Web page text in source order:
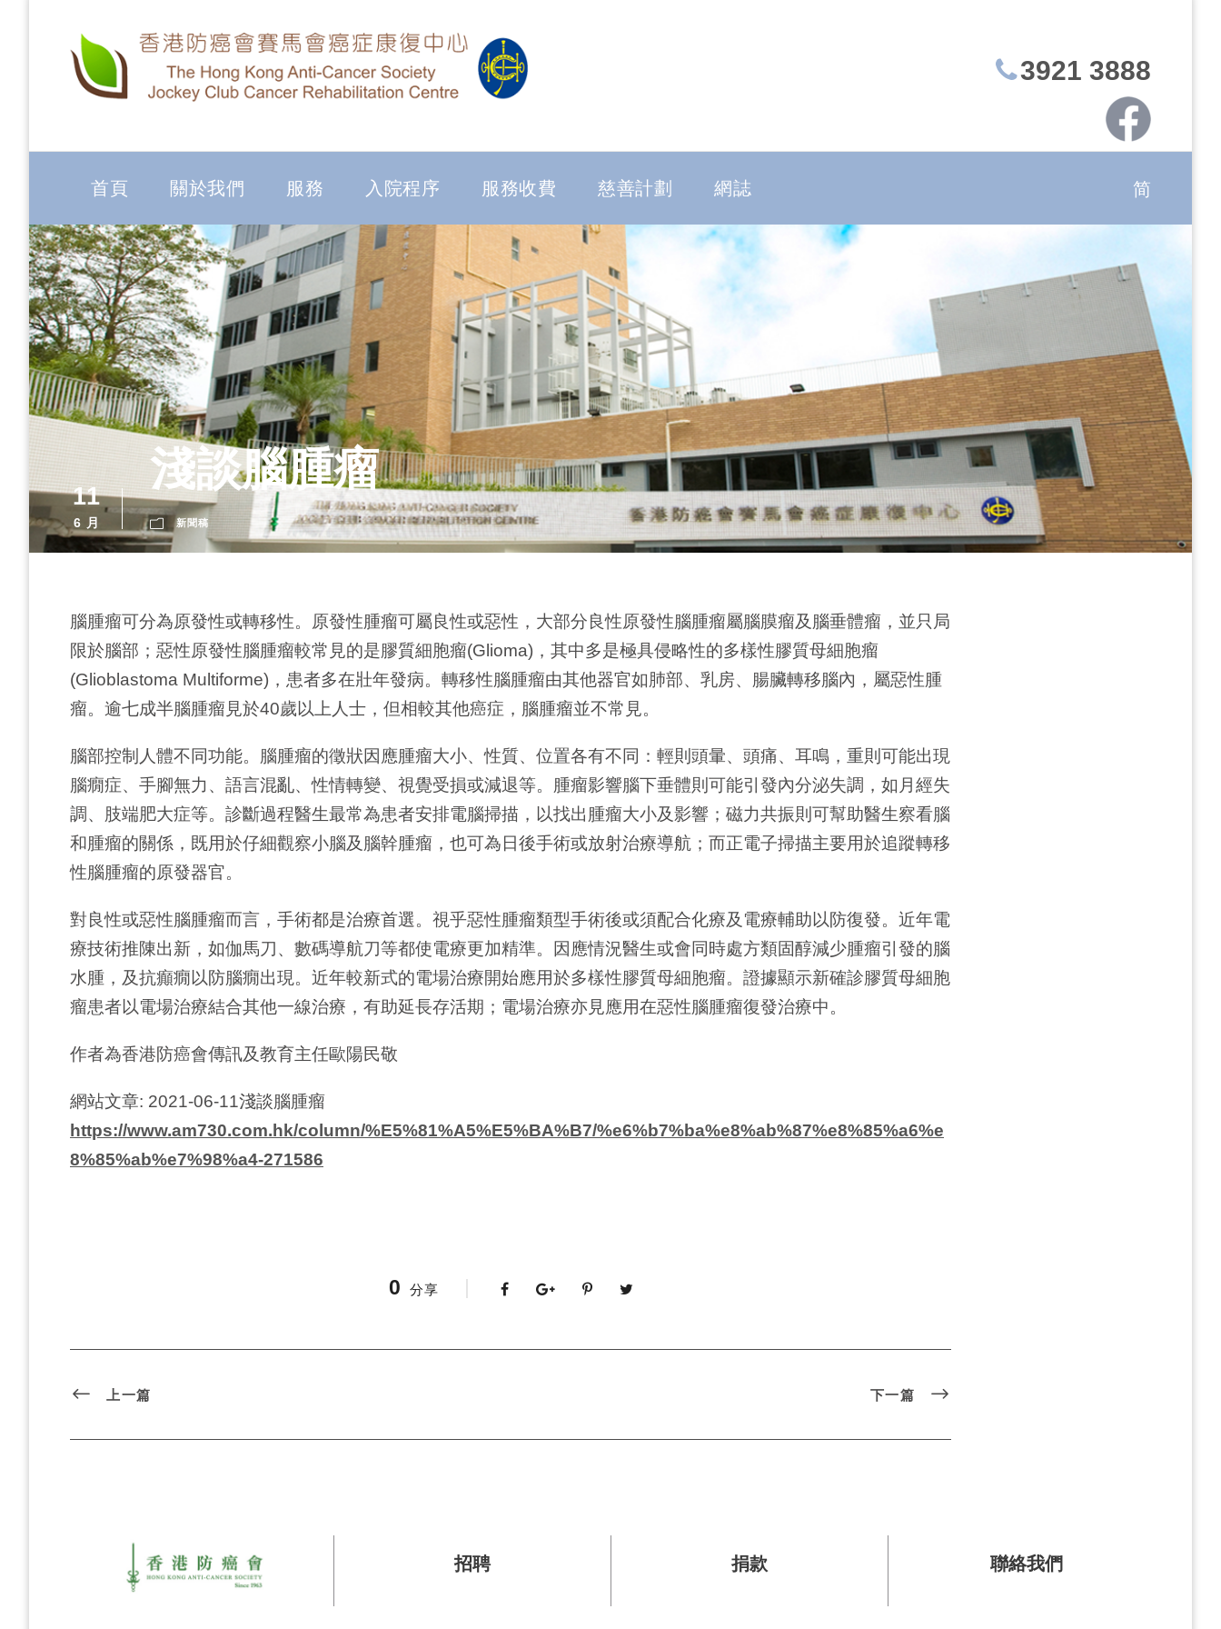
3921 3888
首頁 關於我們 服務 入院程序 服務收費 慈善計劃 網誌 简
11
6 月
淺談腦腫瘤
新聞稿
腦腫瘤可分為原發性或轉移性。原發性腫瘤可屬良性或惡性，大部分良性原發性腦腫瘤屬腦膜瘤及腦垂體瘤，並只局
限於腦部；惡性原發性腦腫瘤較常見的是膠質細胞瘤(Glioma)，其中多是極具侵略性的多樣性膠質母細胞瘤
(Glioblastoma Multiforme)，患者多在壯年發病。轉移性腦腫瘤由其他器官如肺部、乳房、腸臟轉移腦內，屬惡性腫
瘤。逾七成半腦腫瘤見於40歲以上人士，但相較其他癌症，腦腫瘤並不常見。
腦部控制人體不同功能。腦腫瘤的徵狀因應腫瘤大小、性質、位置各有不同：輕則頭暈、頭痛、耳鳴，重則可能出現
腦癇症、手腳無力、語言混亂、性情轉變、視覺受損或減退等。腫瘤影響腦下垂體則可能引發內分泌失調，如月經失
調、肢端肥大症等。診斷過程醫生最常為患者安排電腦掃描，以找出腫瘤大小及影響；磁力共振則可幫助醫生察看腦
和腫瘤的關係，既用於仔細觀察小腦及腦幹腫瘤，也可為日後手術或放射治療導航；而正電子掃描主要用於追蹤轉移
性腦腫瘤的原發器官。
對良性或惡性腦腫瘤而言，手術都是治療首選。視乎惡性腫瘤類型手術後或須配合化療及電療輔助以防復發。近年電
療技術推陳出新，如伽馬刀、數碼導航刀等都使電療更加精準。因應情況醫生或會同時處方類固醇減少腫瘤引發的腦
水腫，及抗癲癇以防腦癇出現。近年較新式的電場治療開始應用於多樣性膠質母細胞瘤。證據顯示新確診膠質母細胞
瘤患者以電場治療結合其他一線治療，有助延長存活期；電場治療亦見應用在惡性腦腫瘤復發治療中。
作者為香港防癌會傳訊及教育主任歐陽民敬
網站文章: 2021-06-11淺談腦腫瘤
https://www.am730.com.hk/column/%E5%81%A5%E5%BA%B7/%e6%b7%ba%e8%ab%87%e8%85%a6%e
8%85%ab%e7%98%a4-271586
0 分享
上一篇 下一篇
招聘 捐款 聯絡我們